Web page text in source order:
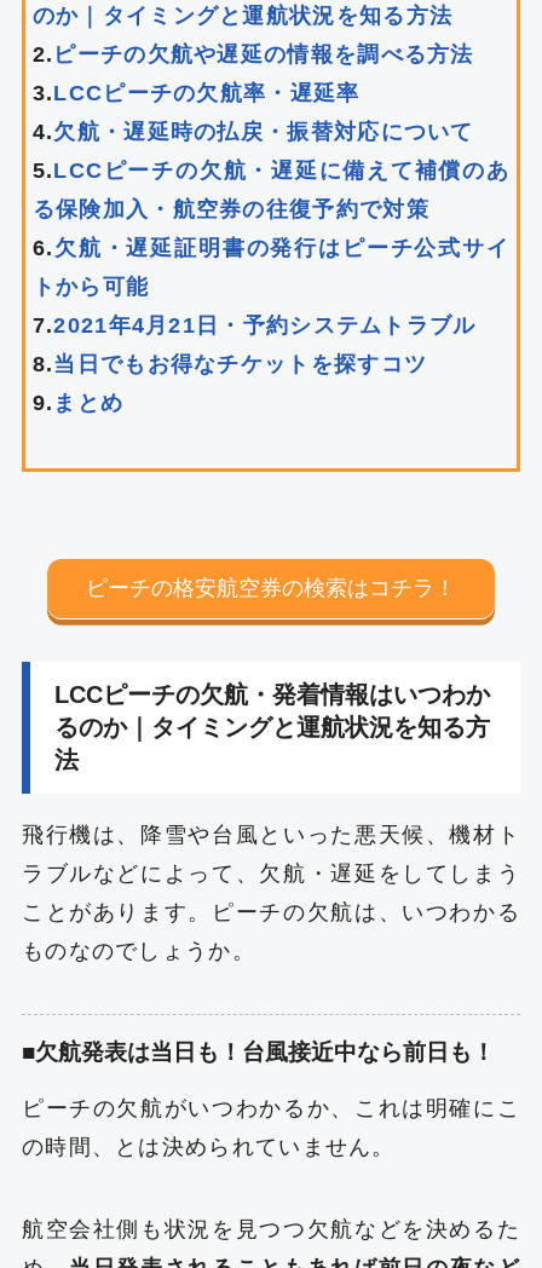
のか｜タイミングと運航状況を知る方法
2. ピーチの欠航や遅延の情報を調べる方法
3.LCCピーチの欠航率・遅延率
4.欠航・遅延時の払戻・振替対応について
5.LCCピーチの欠航・遅延に備えて補償のあ
る保険加入・航空券の往復予約で対策
6. 欠航・遅延証明書の発行はピーチ公式サイ
トから可能
7.2021年4月21日・予約システムトラブル
8.当日でもお得なチケットを探すコツ
9. まとめ
ピーチの格安航空券の検索はコチラ！
LCCピーチの欠航・発着情報はいつわか
るのか｜タイミングと運航状況を知る方
法
飛行機は、降雪や台風といった悪天候、機材ト
ラブルなどによって、欠航・遅延をしてしまう
ことがあります。ピーチの欠航は、いつわかる
ものなのでしょうか。
■欠航発表は当日も！台風接近中なら前日も！
ピーチの欠航がいつわかるか、これは明確にこ
の時間、とは決められていません。
航空会社側も状況を見つつ欠航などを決めるた